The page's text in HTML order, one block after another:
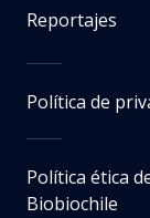
Reportajes
Política de
Política ética
Biobiochile